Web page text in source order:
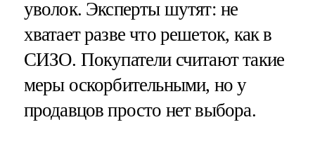
уволок. Эксперты шутят: не
хватает разве что решеток, как в
СИЗО. Покупатели считают такие
меры оскорбительными, но у
продавцов просто нет выбора.